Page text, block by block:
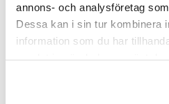
annons- och analysföretag
Dessa kan i sin tur kombinera
information som du har
Du utgår från huvudkontoret i
Business Development. Tjänsten
börja.